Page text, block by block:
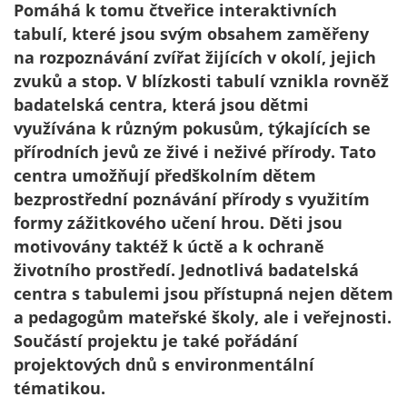
Pomáhá k tomu čtveřice interaktivních
tabulí, které jsou svým obsahem zaměřeny
na rozpoznávání zvířat žijících v okolí, jejich
zvuků a stop. V blízkosti tabulí vznikla rovněž
badatelská centra, která jsou dětmi
využívána k různým pokusům, týkajících se
přírodních jevů ze živé i neživé přírody. Tato
centra umožňují předškolním dětem
bezprostřední poznávání přírody s využitím
formy zážitkového učení hrou. Děti jsou
motivovány taktéž k úctě a k ochraně
životního prostředí. Jednotlivá badatelská
centra s tabulemi jsou přístupná nejen dětem
a pedagogům mateřské školy, ale i veřejnosti.
Součástí projektu je také pořádání
projektových dnů s environmentální
tématikou.